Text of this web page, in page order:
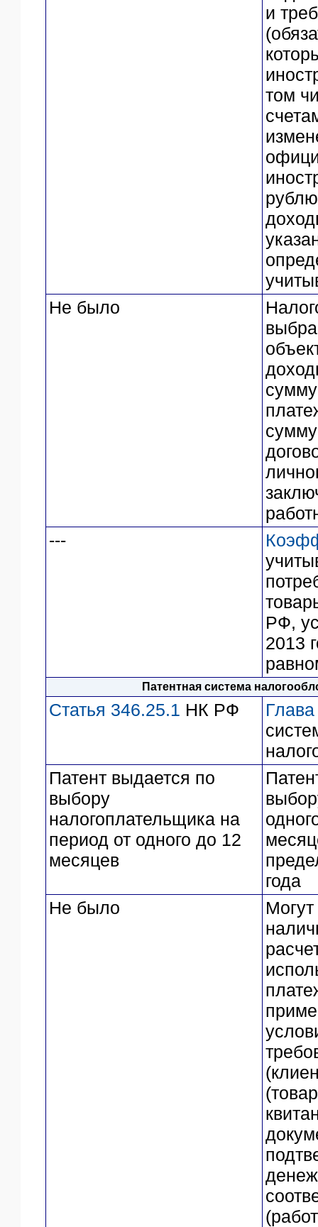
и
том
Не было
---
РФ,
2013
Патентная система
Статья 346.25.1 НК РФ
Патент выдается по
выбору
налогоплательщика на
период от одного до 12
месяцев
года
Не было